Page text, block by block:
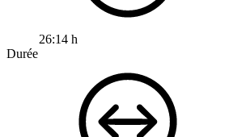
26:14 h
Durée